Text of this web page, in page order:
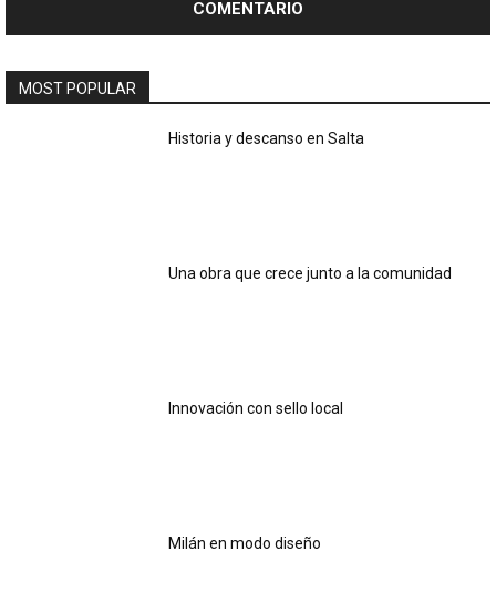
MOST POPULAR
Historia y descanso en Salta
Una obra que crece junto a la comunidad
Innovación con sello local
Milán en modo diseño